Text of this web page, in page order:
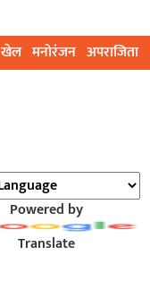
खेल मनोरंजन अपराजिता
Powered by
Translate